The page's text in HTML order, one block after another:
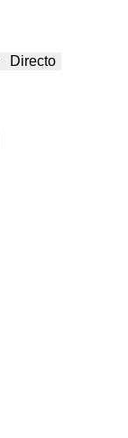
Directo